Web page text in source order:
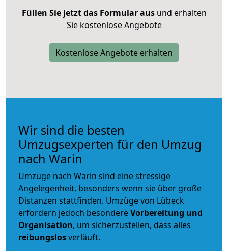
Füllen Sie jetzt das Formular ausund erhalten
Sie kostenlose Angebote
Kostenlose Angebote erhalten
Wir sind die besten
Umzugsexperten für den Umzug
nach Warin
Umzüge nach Warin sind eine stressige
Angelegenheit, besonders wenn sie über große
Distanzen stattfinden. Umzüge von Lübeck
erfordern jedoch besondereVorbereitung und
Organisation, um sicherzustellen, dass alles
reibungslosverläuft.